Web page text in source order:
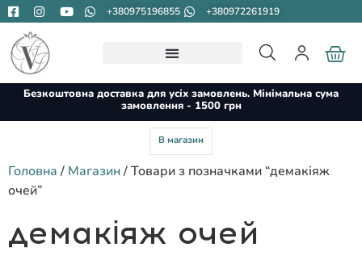
+380975196855 +380972261919
Безкоштовна доставка для усіх замовлень. Мінімальна сума
замовлення - 1500 грн
В магазин
Головна / Магазин/ Товари з позначками “демакіяж
очей”
демакіяж очей